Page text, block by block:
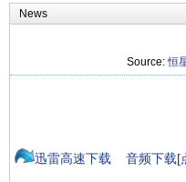
News
Source:恒
迅雷高速下载 音频下载[